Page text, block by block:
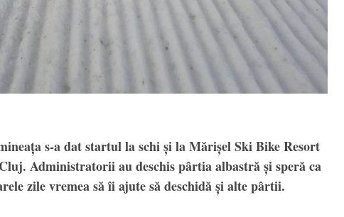
s-a dat startul la schi și la Mărișel Ski Bike Resort
Administratorii au deschis pârtia albastră și speră ca
zile vremea să îi ajute să deschidă și alte pârtii.
Buscat